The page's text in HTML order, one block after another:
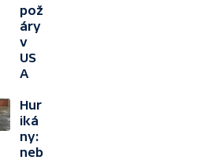
pož
áry
v
US
A
Hur
iká
ny:
neb